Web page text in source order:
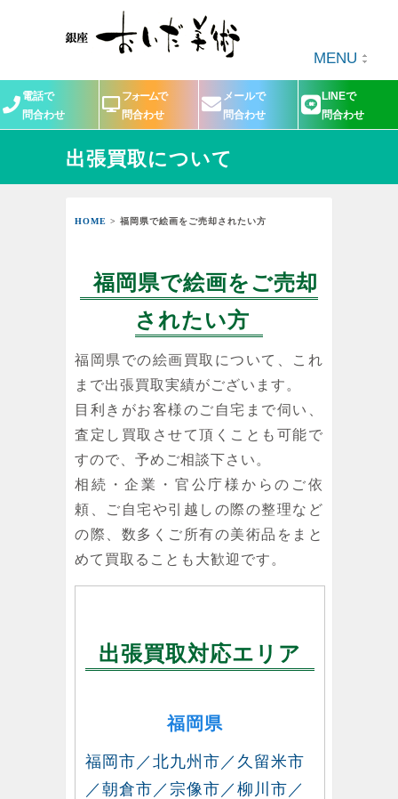
MENU
電話で
問合わせ
フォームで
問合わせ
メールで
問合わせ
LINEで
問合わせ
出張買取について
HOME > 福岡県で絵画をご売却されたい方
福岡県で絵画をご売却
されたい方
福岡県での絵画買取について、これ
まで出張買取実績がございます。
目利きがお客様のご自宅まで伺い、
査定し買取させて頂くことも可能で
すので、予めご相談下さい。
相続・企業・官公庁様からのご依
頼、ご自宅や引越しの際の整理など
の際、数多くご所有の美術品をまと
めて買取ることも大歓迎です。
出張買取対応エリア
福岡県
福岡市／北九州市／久留米市
／朝倉市／宗像市／柳川市／